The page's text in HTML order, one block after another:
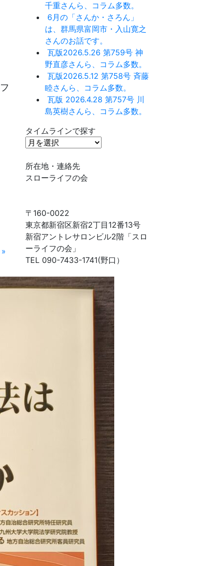
千重さんら、コラム多数。
6月の「さんか・さろん」
は、群馬県富岡市・入山寛之
さんのお話です。
瓦版2026.5.26 第759号 神
野直彦さんら、コラム多数。
瓦版2026.5.12 第758号 斉藤
睦さんら、コラム多数。
瓦版 2026.4.28 第757号 川
島英樹さんら、コラム多数。
タイムラインで探す
タ
ム
ラ
で
探
す
所在地・連絡先
スローライフの会
〒160-0022
東京都新宿区新宿2丁目12番13号
新宿アントレサロンビル2階「スロ
ーライフの会」
TEL 090-7433-1741(野口）